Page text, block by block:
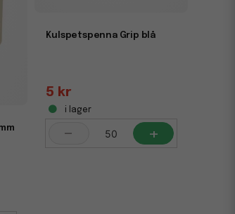
Kulspetspenna Grip blå
5 kr
i lager
- +